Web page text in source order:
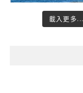
載入更多...